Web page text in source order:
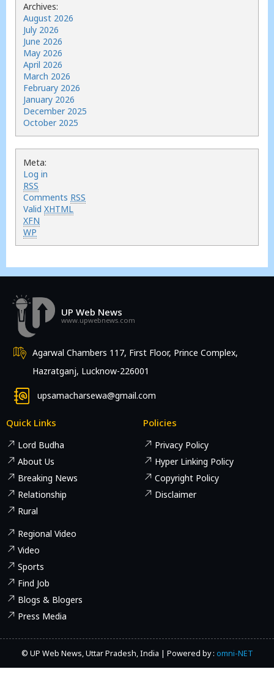
Archives:
August 2026
July 2026
June 2026
May 2026
April 2026
March 2026
February 2026
January 2026
December 2025
October 2025
Meta:
Log in
RSS
Comments RSS
Valid XHTML
XFN
WP
UP Web News
www.upwebnews.com
Agarwal Chambers 117, First Floor, Prince Complex,
Hazratganj, Lucknow-226001
upsamacharsewa@gmail.com
Quick Links
Lord Budha
About Us
Breaking News
Relationship
Rural
Regional Video
Video
Sports
Find Job
Blogs & Blogers
Press Media
Policies
Privacy Policy
Hyper Linking Policy
Copyright Policy
Disclaimer
© UP Web News, Uttar Pradesh, India | Powered by : omni-NET